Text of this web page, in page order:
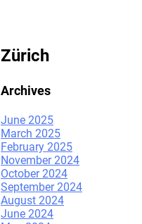
Zürich
Archives
June 2025
March 2025
February 2025
November 2024
October 2024
September 2024
August 2024
June 2024